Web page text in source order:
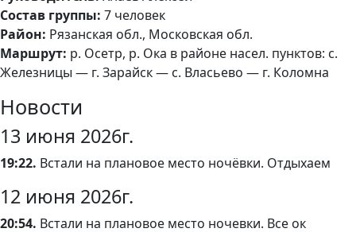
Состав группы: 7 человек
Район: Рязанская обл., Московская обл.
Маршрут: р. Осетр, р. Ока в районе насел. пунктов: с.
Железницы — г. Зарайск — с. Власьево — г. Коломна
Новости
13 июня 2026г.
19:22. Встали на плановое место ночёвки. Отдыхаем
12 июня 2026г.
20:54. Встали на плановое место ночевки. Все ок